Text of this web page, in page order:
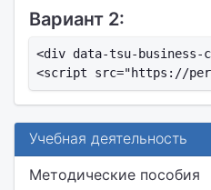
Вариант 2:
<div data-tsu-business-
Учебная деятельность
Методические пособия